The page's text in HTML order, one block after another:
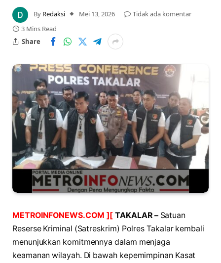
By Redaksi Mei 13, 2026
Tidak ada komentar
3 Mins Read
Share
METROINFONEWS.COM ][ TAKALAR –Satuan
Reserse Kriminal (Satreskrim) Polres Takalar kembali
menunjukkan komitmennya dalam menjaga
keamanan wilayah. Di bawah kepemimpinan Kasat